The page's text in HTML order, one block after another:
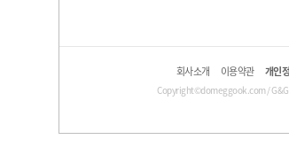
회사소개 이용약관 개인
Copyright©domeggook.com /